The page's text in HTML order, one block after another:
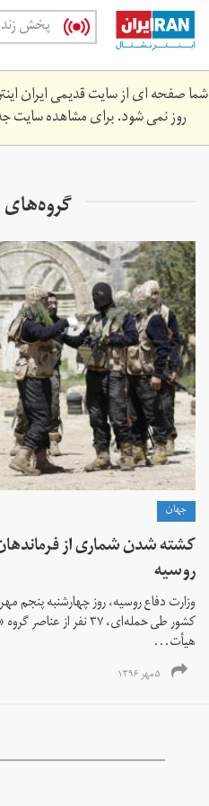
Skip
main
content
پخش
شما صفحه ای از سایت قدیمی ایران
روز نمی شود. برای مشاهده سایت
جهان
کشته شدن شماری از
روسیه
وزارت دفاع روسیه، روز چهارشنبه پنجم
کشور طی حمله‌ای، ۳۷ نفر
هیأت...
۵ مهر ۱۳۹۶